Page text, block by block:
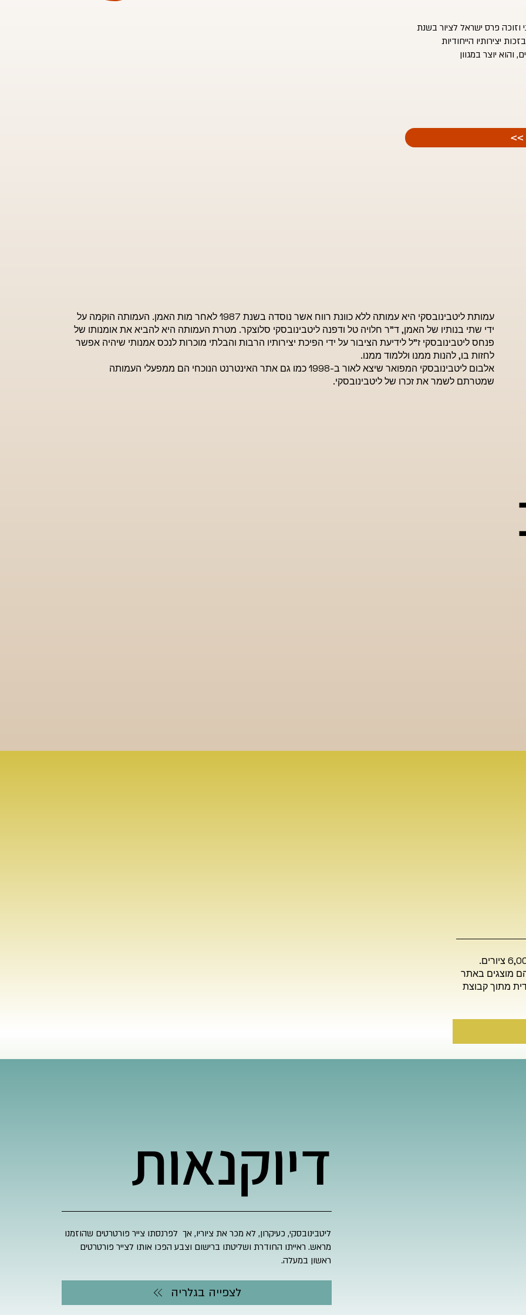
אוקראיני וזוכה פרס ישראל לציור בשנת
1970, פרס דיזנגוף לציור 1939, ידוע בזכות יצירותיו הייחודיות
והוא יוצר במגוון
עמותת ליטבינובסקי היא עמותה ללא כוונת רווח אשר נוסדה בשנת 1987 לאחר מות האמן. העמותה הוקמה על
ידי שתי בנותיו של האמן, ד"ר חלויה טל ודפנה ליטבינובסקי סלוצקר. מטרת העמותה היא להביא את אומנותו של
פנחס ליטבינובסקי ז"ל לידיעת הציבור על ידי הפיכת יצירותיו הרבות והבלתי מוכרות לנכס אמנותי שיהיה אפשר
לחזות בו, להנות ממנו וללמוד ממנו.
אלבום ליטבינובסקי המפואר שיצא לאור ב-1998 כמו גם אתר האינטרנט הנוכחי הם ממפעלי העמותה
שמטרתם לשמר את זכרו של ליטבינובסקי.
כאשר נפטר ליטבינובסקי נותרו בביתו בירושלים כ-6,000 ציורים.
והם מוצגים באתר
מתוך קבוצת
דיוקנאות
ליטבינובסקי, כעיקרון, לא מכר את ציוריו, אך לפרנסתו צייר פורטרטים שהוזמנו
מראש. ראייתו החודרת ושליטתו ברישום וצבע הפכו אותו לצייר פורטרטים
ראשון במעלה.​
לצפייה בגלריה